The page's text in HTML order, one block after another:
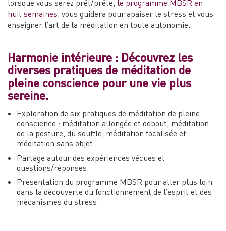
lorsque vous serez prêt/prête, le programme MBSR en
huit semaines , vous guidera pour apaiser le stress et vous
enseigner l’art de la méditation en toute autonomie.
Harmonie intérieure : Découvrez les
diverses pratiques de méditation de
pleine conscience pour une vie plus
sereine.
Exploration de six pratiques de méditation de pleine
conscience : méditation allongée et debout, méditation
de la posture, du souffle, méditation focalisée et
méditation sans objet …
Partage autour des expériences vécues et
questions/réponses.
Présentation du programme MBSR pour aller plus loin
dans la découverte du fonctionnement de l’esprit et des
mécanismes du stress.